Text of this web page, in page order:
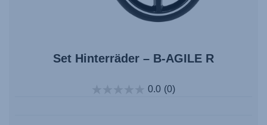
Set Hinterräder – B-AGILE R
0.0 (0)